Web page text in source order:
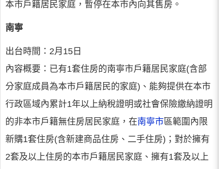
本市戶籍居民家庭，暫停在本市內向其售房。
南寧
出台時間：2月15日
內容概要：已有1套住房的南寧市戶籍居民家庭(含部
分家庭成員為本市戶籍居民的家庭)、能夠提供在本市
行政區域內累計1年以上納稅證明或社會保險繳納證明
的非本市戶籍無住房居民家庭，在南寧市區範圍內限
新購1套住房(含新建商品住房、二手住房)；對於擁有
2套及以上住房的本市戶籍居民家庭、擁有1套及以上